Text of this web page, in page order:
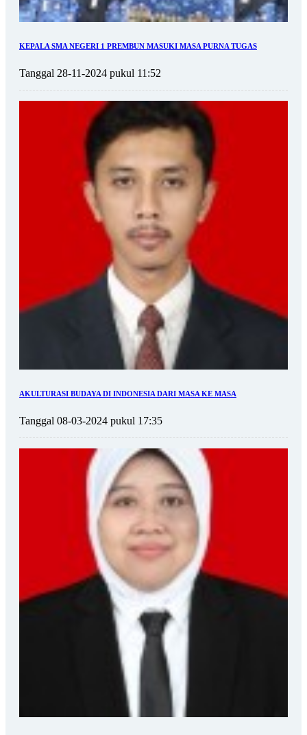
KEPALA SMA NEGERI 1 PREMBUN MASUKI MASA PURNA TUGAS
Tanggal 28-11-2024 pukul 11:52
AKULTURASI BUDAYA DI INDONESIA DARI MASA KE MASA
Tanggal 08-03-2024 pukul 17:35